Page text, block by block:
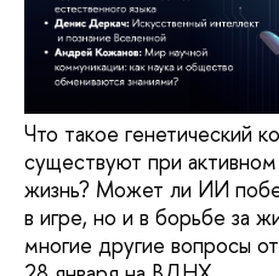
Что такое генетический
существуют при
жизнь? Может ли ИИ
в игре, но и в борьбе за
многие другие вопросы